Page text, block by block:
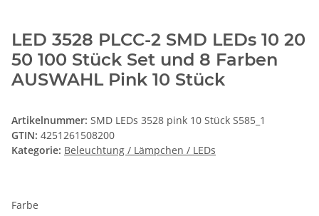
LED 3528 PLCC-2 SMD LEDs 10 20
50 100 Stück Set und 8 Farben
AUSWAHL Pink 10 Stück
Artikelnummer: SMD LEDs 3528 pink 10 Stück S585_1
GTIN: 4251261508200
Kategorie: Beleuchtung / Lämpchen / LEDs
Farbe